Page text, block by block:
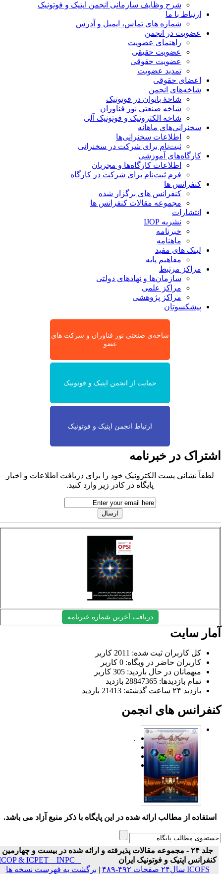
شرح وظایف سازمانی انجمن اپتیک و فوتونیک
ارتباط با ما
شماره های تماس، ایمیل و آدرس
عضویت در انجمن
راهنمای عضویت
عضویت حقیقی
عضویت حقوقی
تمدید عضویت
اعضای حقوقی
شاخه‌های انجمن
شاخۀ بانوان در فوتونیک
شاخه صنعتی نور فناوران
شاخه‌ الکترونیک و فوتونیک آلی
سخنرانی‌های ماهانه
اطلاعات سخنرانی‌‌ها
ثبت‌نام برای شرکت در سخنرانی
کارگاه‌های آموزشی
اطلاعات کارگاه‌ها و مجریان
فرم ثبت‌نام برای شرکت در کارگاه
کنفرانس ها
کنفرانس های برگزار شده
مجموعه مقالات کنفرانس ها
انتشارات
نشریه IJOP
خبرنامه
ماهنامه
لینک های مفید
مفاهیم پایه
مراکز مرتبط
سازمان‌ها و نهادهای دولتی
مراکز علمی
مراکز پژوهشی
پیشکسوتان
شاخه‌ی صنعتی نور فناوران و شرکت های
عضو
حمایت از انجمن اپتیک و فوتونیک
ارتباط انجمن اپتیک و فوتونیک
در خبرنامه
لطفاً نشانی پست الکترونیک خود را برای دریافت اطلاعات و اخبار
پایگاه در کادر زیر وارد کنید.
دریافت آخرین شماره خبرنامه
سایت
کل کاربران ثبت شده: 2011 کاربر
کاربران حاضر در وبگاه: 0 کاربر
میهمانان در حال بازدید: 305 کاربر
تمام بازدید‌ها: 28847365 بازدید
بازدید ۲۴ ساعت گذشته: 21413 بازدید
های انجمن
.
استفاده از مطالب ارائه شده در این پایگاه با ذکر منبع آزاد می باشد.
جلد ۲۴ - مجموعه مقالات پذیرفته و ارائه شده در بیست و چهارمین
کنفرانس اپتیک و فوتونیک ایران
ICOP & ICPET _ INPC _
ICOFS سال۲۴ صفحات ۴۹۲-۴۸۹
|برگشت به فهرست نسخه ها